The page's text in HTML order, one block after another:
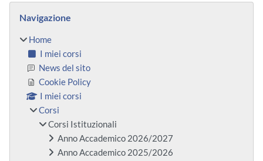
Blocchi
Navigazione
Home
I miei corsi
News del sito
Cookie Policy
I miei corsi
Corsi
Corsi Istituzionali
Anno Accademico 2026/2027
Anno Accademico 2025/2026